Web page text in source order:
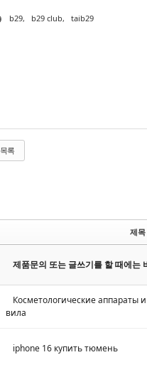
b29, b29 club, taib29
목록
제목
제품문의 또는 글쓰기를 할 때에는
Косметологические аппараты
вила
iphone 16 купить тюмень